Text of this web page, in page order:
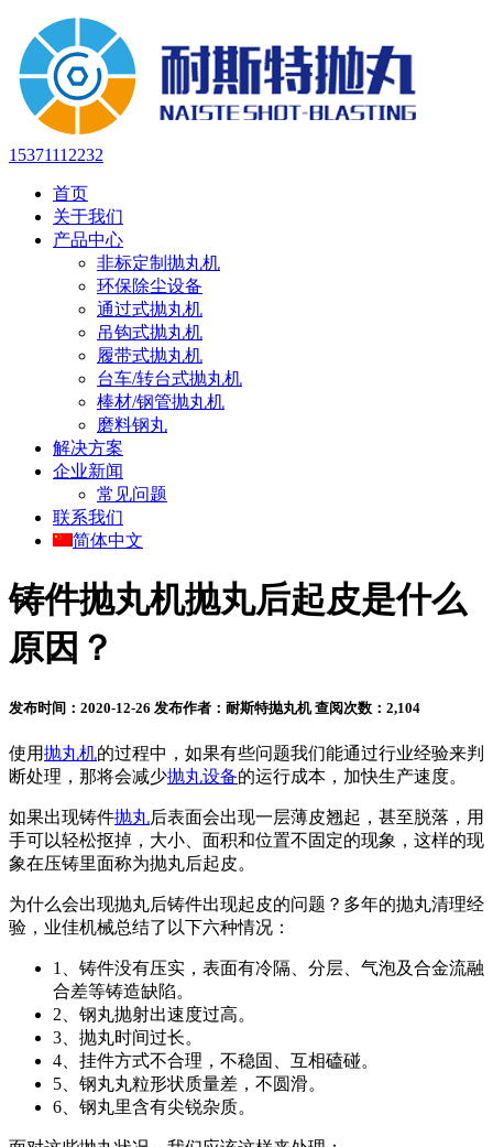
15371112232
首页
关于我们
产品中心
非标定制抛丸机
环保除尘设备
通过式抛丸机
吊钩式抛丸机
履带式抛丸机
台车/转台式抛丸机
棒材/钢管抛丸机
磨料钢丸
解决方案
企业新闻
常见问题
联系我们
简体中文
铸件抛丸机抛丸后起皮是什么
原因？
发布时间：2020-12-26 发布作者：耐斯特抛丸机 查阅次数：2,104
使用抛丸机的过程中，如果有些问题我们能通过行业经验来判
断处理，那将会减少抛丸设备的运行成本，加快生产速度。
如果出现铸件抛丸后表面会出现一层薄皮翘起，甚至脱落，用
手可以轻松抠掉，大小、面积和位置不固定的现象，这样的现
象在压铸里面称为抛丸后起皮。
为什么会出现抛丸后铸件出现起皮的问题？多年的抛丸清理经
验，业佳机械总结了以下六种情况：
1、铸件没有压实，表面有冷隔、分层、气泡及合金流融
合差等铸造缺陷。
2、钢丸抛射出速度过高。
3、抛丸时间过长。
4、挂件方式不合理，不稳固、互相磕碰。
5、钢丸丸粒形状质量差，不圆滑。
6、钢丸里含有尖锐杂质。